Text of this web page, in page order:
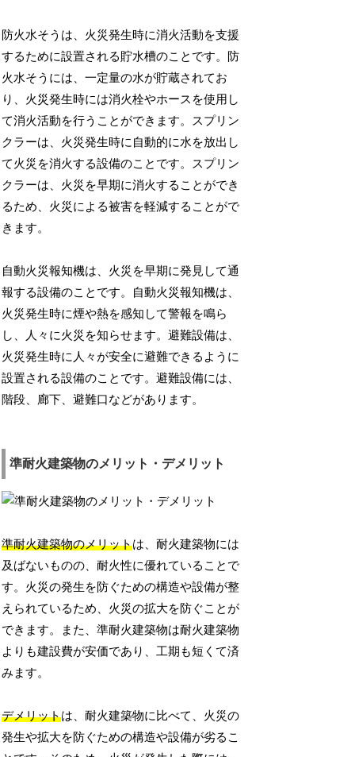
防火水そうは、火災発生時に消火活動を支援
するために設置される貯水槽のことです。防
火水そうには、一定量の水が貯蔵されてお
り、火災発生時には消火栓やホースを使用し
て消火活動を行うことができます。スプリン
クラーは、火災発生時に自動的に水を放出し
て火災を消火する設備のことです。スプリン
クラーは、火災を早期に消火することができ
るため、火災による被害を軽減することがで
きます。
自動火災報知機は、火災を早期に発見して通
報する設備のことです。自動火災報知機は、
火災発生時に煙や熱を感知して警報を鳴ら
し、人々に火災を知らせます。避難設備は、
火災発生時に人々が安全に避難できるように
設置される設備のことです。避難設備には、
階段、廊下、避難口などがあります。
準耐火建築物のメリット・デメリット
準耐火建築物のメリットは、耐火建築物には
及ばないものの、耐火性に優れていることで
す。火災の発生を防ぐための構造や設備が整
えられているため、火災の拡大を防ぐことが
できます。また、準耐火建築物は耐火建築物
よりも建設費が安価であり、工期も短くて済
みます。
デメリットは、耐火建築物に比べて、火災の
発生や拡大を防ぐための構造や設備が劣るこ